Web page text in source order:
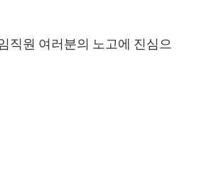
직원 여러분의 노고에 진심으